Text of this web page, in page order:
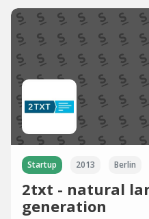
Startup 2013 Berlin
2txt - natural
generation